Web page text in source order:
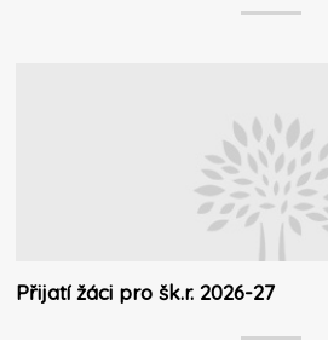
Přijatí žáci pro šk.r. 2026-27